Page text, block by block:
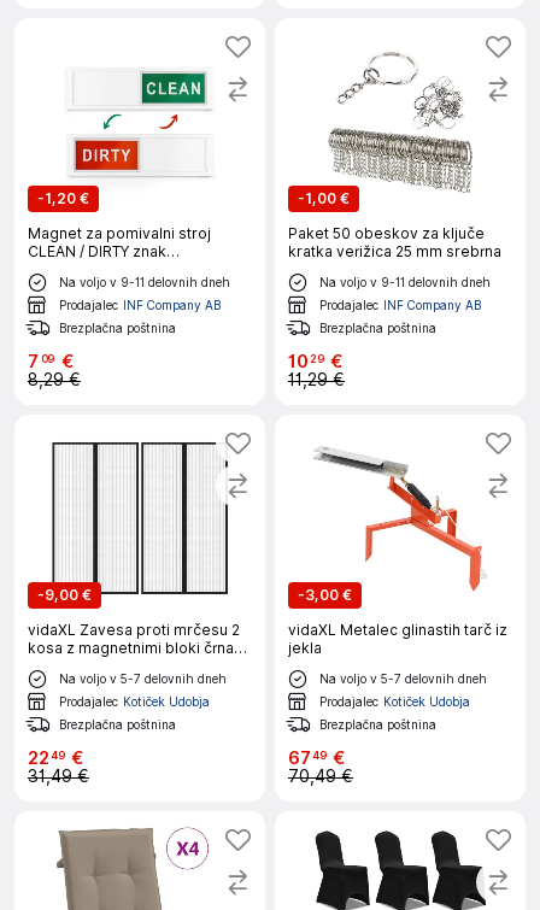
-1,20 €
Magnet za pomivalni stroj
CLEAN / DIRTY znak
Rdeče/zelen
Na voljo v 9-11 delovnih dneh
Prodajalec INF Company AB
Brezplačna poštnina
7 09 €
8,29 €
-1,00 €
Paket 50 obeskov za ključe
kratka verižica 25 mm srebrna
Na voljo v 9-11 delovnih dneh
Prodajalec INF Company AB
Brezplačna poštnina
10 29 €
11,29 €
-9,00 €
vidaXL Zavesa proti mrčesu 2
kosa z magnetnimi bloki črna
200x80 cm
Na voljo v 5-7 delovnih dneh
Prodajalec Kotiček Udobja
Brezplačna poštnina
2249 €
31,49 €
-3,00 €
vidaXL Metalec glinastih tarč iz
jekla
Na voljo v 5-7 delovnih dneh
Prodajalec Kotiček Udobja
Brezplačna poštnina
6749 €
70,49 €